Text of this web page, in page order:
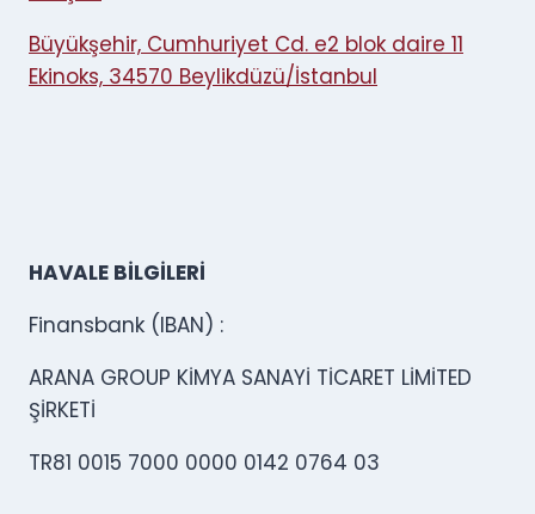
Büyükşehir, Cumhuriyet Cd. e2 blok daire 11
Ekinoks, 34570 Beylikdüzü/İstanbul
HAVALE BİLGİLERİ
Finansbank (IBAN) :
ARANA GROUP KİMYA SANAYİ TİCARET LİMİTED
ŞİRKETİ
TR81 0015 7000 0000 0142 0764 03